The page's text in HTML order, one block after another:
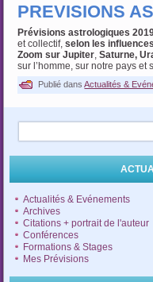
PREVISIONS
Prévisions astrologiques
et collectif,selon les
Zoom sur Jupiter,Saturne,
sur l’homme, sur notre pays
Publié dans Actualités &
Actualités & Evénements
Archives
Citations + portrait de l'auteur
Conférences
Formations & Stages
Mes Prévisions